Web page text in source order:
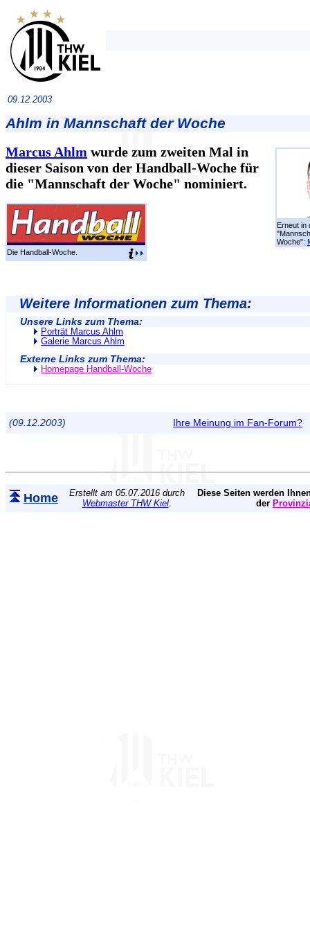
09.12.2003
Ahlm in Mannschaft der Woche
Erneut in
Woche":
Marcus Ahlm wurde zum zweiten Mal in
dieser Saison von der Handball-Woche für
die "Mannschaft der Woche" nominiert.
Die Handball-Woche.
Weitere Informationen zum Thema:
Unsere Links zum Thema:
Porträt Marcus Ahlm
Galerie Marcus Ahlm
Externe Links zum Thema:
Homepage Handball-Woche
(09.12.2003) Ihre Meinung im Fan-Forum?
Home
Erstellt am 05.07.2016 durch
Webmaster THW Kiel.
Diese Seiten werden
der